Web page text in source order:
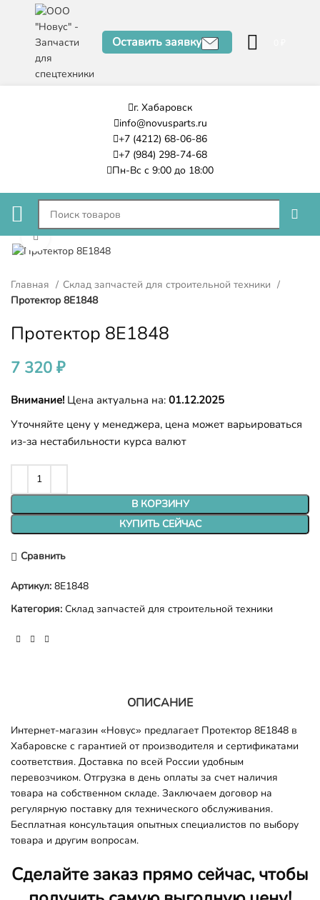
Оставить заявку
г. Хабаровск
info@novusparts.ru
+7 (4212) 68-06-86
+7 (984) 298-74-68
Пн-Вс с 9:00 до 18:00
Нажмите, чтобы увеличить
Главная
Склад запчастей для строительной техники
Протектор 8E1848
Протектор 8E1848
7 320 ₽
Внимание! Цена актуальна на: 01.12.2025
Уточняйте цену у менеджера, цена может варьироваться
из-за нестабильности курса валют
В КОРЗИНУ
КУПИТЬ СЕЙЧАС
Сравнить
Артикул: 8E1848
Категория: Склад запчастей для строительной техники
ОПИСАНИЕ
Интернет-магазин «Новус» предлагает Протектор 8E1848 в
Хабаровске с гарантией от производителя и сертификатами
соответствия. Доставка по всей России удобным
перевозчиком. Отгрузка в день оплаты за счет наличия
товара на собственном складе. Заключаем договор на
регулярную поставку для технического обслуживания.
Бесплатная консультация опытных специалистов по выбору
товара и другим вопросам.
Сделайте заказ прямо сейчас, чтобы